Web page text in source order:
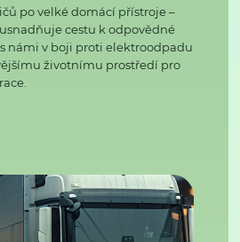
po velké domácí přístroje –
usnadňuje cestu k odpovědné
námi v boji proti elektroodpadu
životnímu prostředí pro